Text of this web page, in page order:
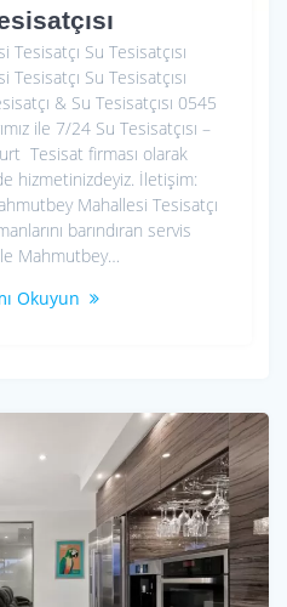
Su Tesisatçısı
Su Tesisatçısı
& Su Tesisatçısı 0545
ile 7/24 Su Tesisatçısı –
Tesisat firması olarak
hizmetinizdeyiz. İletişim:
Mahallesi Tesisatçı
barındıran servis
Mahmutbey…
Okuyun